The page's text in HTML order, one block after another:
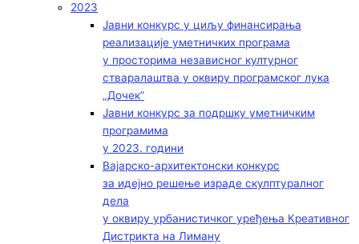
2023
Јавни конкурс у циљу финансирања
реализације уметничких програма
у просторима независног културног
стваралаштва у оквиру програмског лука
„Дочек”
Јавни конкурс за подршку уметничким
програмима
у 2023. години
Вајарско-архитектонски конкурс
за идејно решење израде скулптуралног
дела
у оквиру урбанистичког уређења Креативног
Дистрикта на Лиману